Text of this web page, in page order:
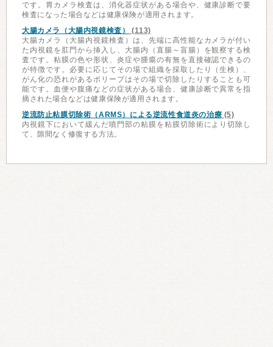
です。胃カメラ検査は、消化器症状がある場合や、健康診断で要
検査になった場合などは健康保険が適用されます。
大腸カメラ（大腸内視鏡検査）
(113)
大腸カメラ（大腸内視鏡検査）は、先端に高性能なカメラが付い
た内視鏡を肛門から挿入し、大腸内（直腸～盲腸）を観察する検
査です。粘膜の色や形状、炎症や腫瘍の有無を直接確認できるの
が特徴です。必要に応じてその場で組織を採取したり（生検）、
がん化の恐れがあるポリープはその場で切除したりすることも可
能です。血便や腹痛などの症状がある場合、健康診断で異常を指
摘された場合などは健康保険が適用されます。
逆流防止粘膜切除術（ARMS）による逆流性食道炎の治療 (5)
内視鏡下において緩んだ噴門部の粘膜を粘膜切除術により切除し
て、隙間なく修復する方法。